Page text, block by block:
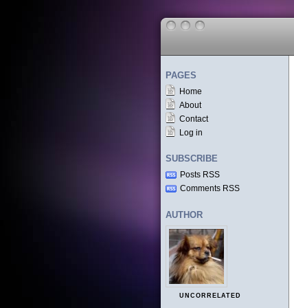
PAGES
Home
About
Contact
Log in
SUBSCRIBE
Posts RSS
Comments RSS
AUTHOR
UNCORRELATED